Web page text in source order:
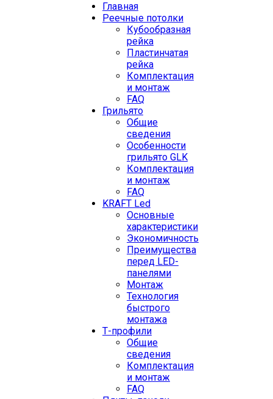
Главная
Реечные потолки
Кубообразная
рейка
Пластинчатая
рейка
Комплектация
и монтаж
FAQ
Грильято
Общие
сведения
Особенности
грильято GLK
Комплектация
и монтаж
FAQ
KRAFT Led
Основные
характеристики
Экономичность
Преимущества
перед LED-
панелями
Монтаж
Технология
быстрого
монтажа
Т-профили
Общие
сведения
Комплектация
и монтаж
FAQ